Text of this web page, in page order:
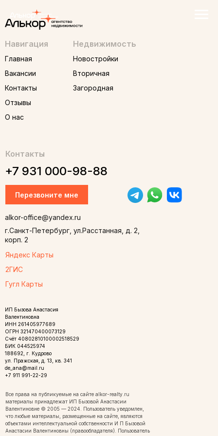
ИП Бызова Анастасия
Валентиновна
ИНН 261405977689
ОГРН 321470400073129
Счёт 40802810100002518529
БИК 044525974
188692, г. Кудрово
ул. Пражская, д. 13, кв. 341
de_ana@mail.ru
+7 911 991-22-29
Новостройки
Вторичная
Загородная
Недвижимость
Все права на публикуемые на сайте alkor-realty.ru
материалы принадлежат ИП Бызовой Анастасии
Валентиновне © 2005 — 2024. Пользователь уведомлен,
что любые материалы, размещенные на сайте, являются
объектами интеллектуальной собственности И П Бызовой
Анастасии Валентиновны (правообладателя). Пользователь
Навигация
Главная
О нас
Отзывы
Вакансии
Контакты
+7 931 000-98-88
Контакты
Перезвоните мне
alkor-office@yandex.ru
г.Санкт-Петербург, ул.Расстанная, д. 2,
корп. 2
Яндекс Карты
2ГИС
Гугл Карты